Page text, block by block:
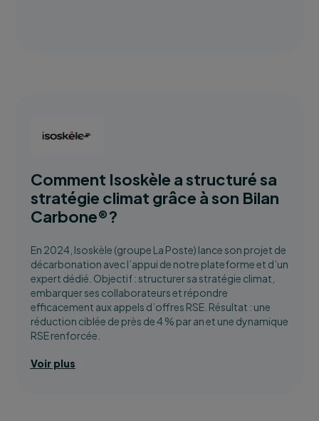
Comment Isoskèle a structuré sa
stratégie climat grâce à son Bilan
Carbone®?
En 2024, Isoskèle (groupe La Poste) lance son projet de
décarbonation avec l’appui de notre plateforme et d’un
expert dédié. Objectif : structurer sa stratégie climat,
embarquer ses collaborateurs et répondre
efficacement aux appels d’offres RSE. Résultat : une
réduction ciblée de près de 4 % par an et une dynamique
RSE renforcée.
Voir plus